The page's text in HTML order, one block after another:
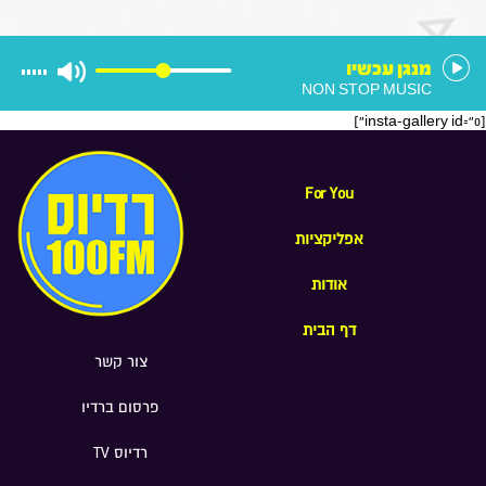
מנגן עכשיו
NON STOP MUSIC
[insta-gallery id="0"]
For You
אפליקציות
אודות
דף הבית
צור קשר
פרסום ברדיו
רדיוס TV